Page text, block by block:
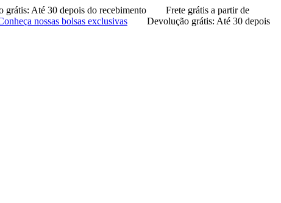
grátis: Até 30 depois do recebimento
Frete grátis a partir de
nossas bolsas exclusivas
Devolução grátis: Até 30 depois